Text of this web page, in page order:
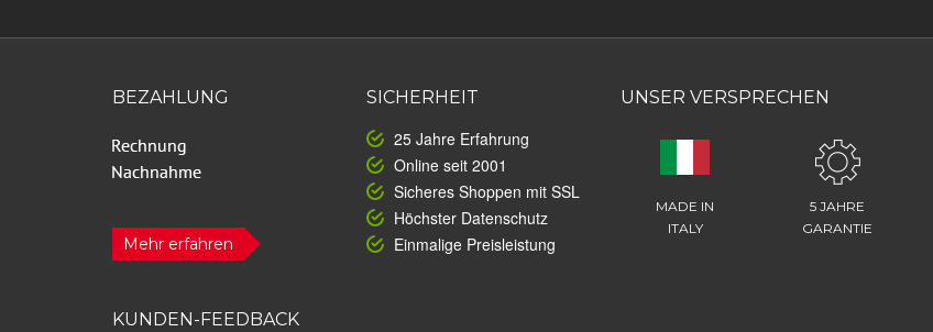
BEZAHLUNG
Mehr erfahren
SICHERHEIT
25 Jahre Erfahrung
Online seit 2001
Sicheres Shoppen mit SSL
Höchster Datenschutz
Einmalige Preisleistung
UNSER VERSPRECHEN
MADE IN
ITALY
5 JAHRE
GARANTIE
KUNDEN-FEEDBACK